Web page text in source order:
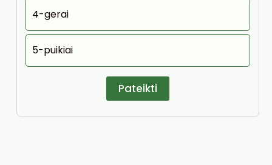
4-gerai
5-puikiai